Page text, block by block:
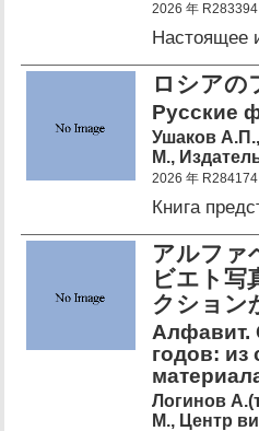
2026 年 R283394
Настоящее
ロシア
Русские
Ушаков
М.,
2026 年 R284174
Книга
アルフ
ビエト写
クション
Алфавит.
годов:
Логинов
М., Центр